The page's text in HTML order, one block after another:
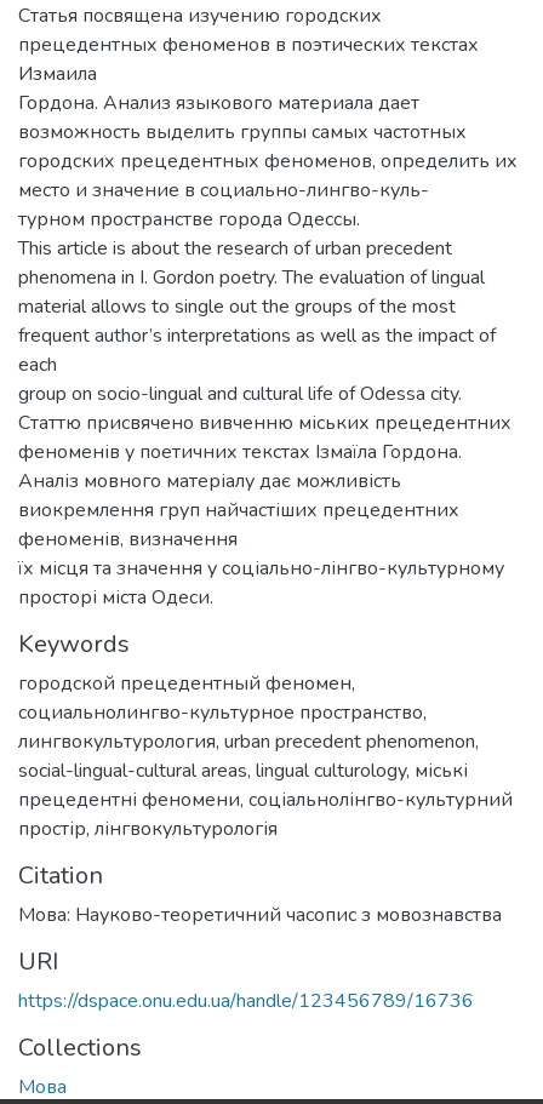
Статья посвящена изучению городских
прецедентных феноменов в поэтических текстах
Измаила
Гордона. Анализ языкового материала дает
возможность выделить группы самых частотных
городских прецедентных феноменов, определить их
место и значение в социально-лингво-куль-
турном пространстве города Одессы.
This article is about the research of urban precedent
phenomena in I. Gordon poetry. The evaluation of lingual
material allows to single out the groups of the most
frequent author’s interpretations as well as the impact of
each
group on socio-lingual and cultural life of Odessa city.
Статтю присвячено вивченню міських прецедентних
феноменів у поетичних текстах Ізмаїла Гордона.
Аналіз мовного матеріалу дає можливість
виокремлення груп найчастіших прецедентних
феноменів, визначення
їх місця та значення у соціально-лінгво-культурному
просторі міста Одеси.
Keywords
городской прецедентный феномен,
социальнолингво-культурное пространство,
лингвокультурология, urban precedent phenomenon,
social-lingual-cultural areas, lingual culturology, міські
прецедентні феномени, соціальнолінгво-культурний
простір, лінгвокультурологія
Citation
Мова: Науково-теоретичний часопис з мовознавства
URI
https://dspace.onu.edu.ua/handle/123456789/16736
Collections
Мова